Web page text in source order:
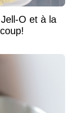
O et à la